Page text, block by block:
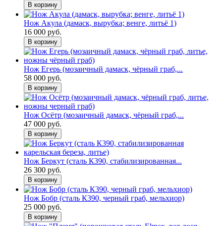
В корзину
Нож Акула (дамаск, вырубка; венге, литьё 1)
16 000 руб.
В корзину
Нож Егерь (мозаичный дамаск, чёрный граб,...
58 000 руб.
В корзину
Нож Осётр (мозаичный дамаск, чёрный граб,...
47 000 руб.
В корзину
Нож Беркут (сталь К390, стабилизированная...
26 300 руб.
В корзину
Нож Бобр (сталь К390, черный граб, мельхиор)
25 000 руб.
В корзину